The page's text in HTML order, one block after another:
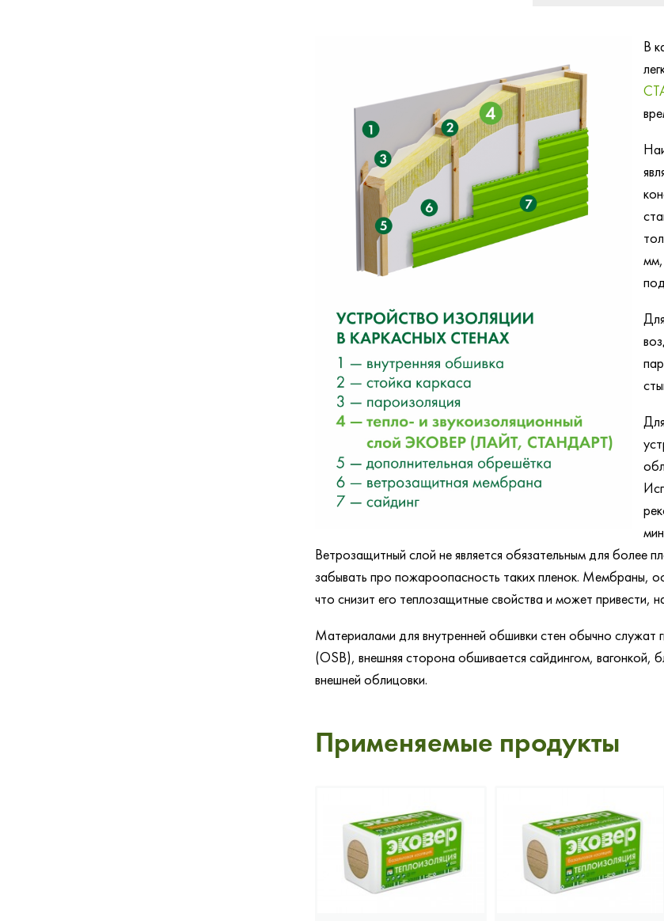
В
мм,
Ветрозащитный слой не является обязательным для более
забывать про пожароопасность таких пленок. Мембраны,
что снизит его теплозащитные свойства и может привести,
Материалами для внутренней обшивки стен обычно служат
(OSB), внешняя сторона обшивается сайдингом,
внешней облицовки.
Применяемые продукты